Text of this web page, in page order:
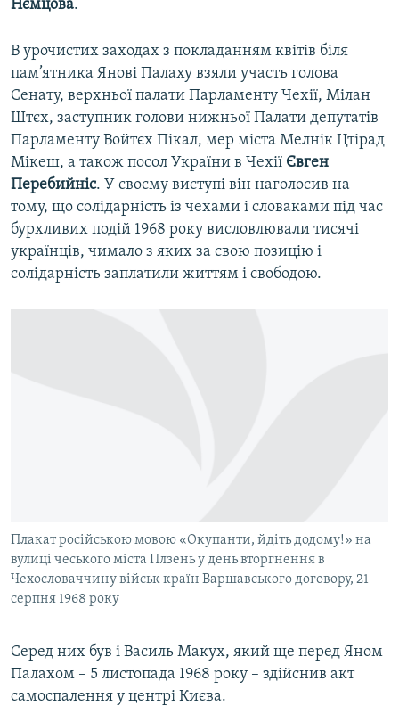
Нємцова.
В урочистих заходах з покладанням квітів біля
пам’ятника Янові Палаху взяли участь голова
Сенату, верхньої палати Парламенту Чехії, Мілан
Штєх, заступник голови нижньої Палати депутатів
Парламенту Войтєх Пікал, мер міста Мелнік Цтірад
Мікеш, а також посол України в Чехії Євген
Перебийніс. У своєму виступі він наголосив на
тому, що солідарність із чехами і словаками під час
бурхливих подій 1968 року висловлювали тисячі
українців, чимало з яких за свою позицію і
солідарність заплатили життям і свободою.
Плакат російською мовою «Окупанти, йдіть додому!» на
вулиці чеського міста Плзень у день вторгнення в
Чехословаччину військ країн Варшавського договору, 21
серпня 1968 року
Серед них був і Василь Макух, який ще перед Яном
Палахом – 5 листопада 1968 року – здійснив акт
самоспалення у центрі Києва.